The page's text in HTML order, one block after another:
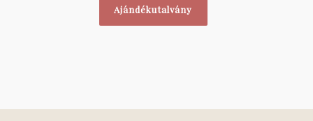
Ajándékutalvány